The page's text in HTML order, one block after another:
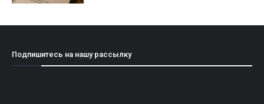
Подпишитесь на нашу рассылку